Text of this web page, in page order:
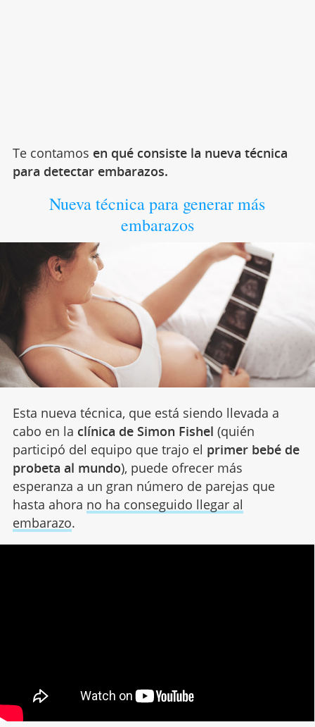
Te contamos en qué consiste la nueva técnica
para detectar embarazos.
Nueva técnica para generar más
embarazos
Esta nueva técnica, que está siendo llevada a
cabo en la clínica de Simon Fishel (quién
participó del equipo que trajo el primer bebé de
probeta al mundo), puede ofrecer más
esperanza a un gran número de parejas que
hasta ahora no ha conseguido llegar al
embarazo.